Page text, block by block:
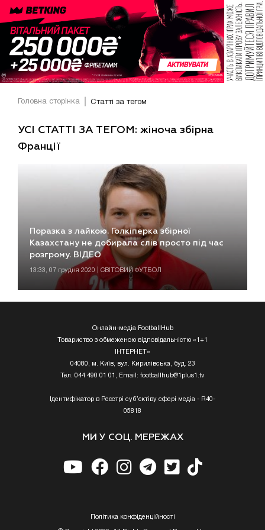
Головна сторінка Статті за тегом
УСІ СТАТТІ ЗА ТЕГОМ: жіноча збірна
Франції
Поразка з лайкою. Голкіперка збірної
Казахстану не добирала слів просто під час
розгрому. ВІДЕО
13:33, 07 грудня 2020 | СВІТОВИЙ ФУТБОЛ
Онлайн-медіа FootballHub
Товариство з обмеженою відповідальністю «1+1
ІНТЕРНЕТ»
04080, м. Київ, вул. Кирилівська, буд. 23
Тел. 044 490 01 01, Email: footballhub@1plus1.tv
Ідентифікатор в Реєстрі суб’єктіву сфері медіа - R40-
05818
МИ У СОЦ. МЕРЕЖАХ
Полiтика конфiденцiйностi